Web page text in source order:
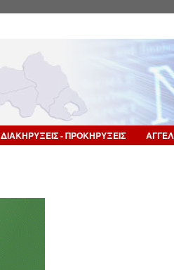
ΔΙΑΚΗΡΥΞΕΙΣ - ΠΡΟΚΗΡΥΞΕΙΣ